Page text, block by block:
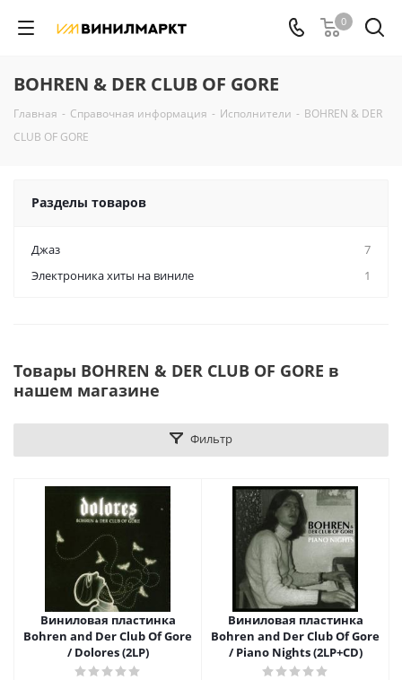
0
BOHREN & DER CLUB OF GORE
Главная - Справочная информация - Исполнители - BOHREN & DER
CLUB OF GORE
Разделы товаров
Джаз
7
Электроника хиты на виниле
1
Товары BOHREN & DER CLUB OF GORE в
нашем магазине
Фильтр
Виниловая пластинка
Bohren and Der Club Of Gore
/ Dolores (2LP)
Виниловая пластинка
Bohren and Der Club Of Gore
/ Piano Nights (2LP+CD)